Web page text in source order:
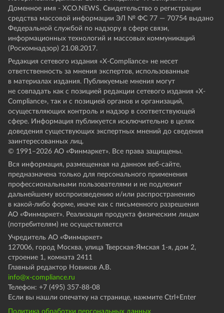
Доменное имя - XCO.NEWS. Свидетельство о регистрации
средства массовой информации ЭЛ № ФС 77 — 70754 выдано
Федеральной службой по надзору в сфере связи,
информационных технологий и массовых коммуникаций
(Роскомнадзор) 21.08.2017.
Редакция сетевого издания «X-Compliance» не несет
ответственность за мнения экспертов, использованные
в материалах издания. Публикуемые мнения могут
не совпадать как с позицией редакции сетевого издания «X-
Compliance», так и с позицией органов и организаций,
осуществляющих контроль и надзор в соответствующей
сфере. Информация публикуется исключительно в целях
доведения существующих экспертных мнений до сведения
заинтересованных лиц.
© 1991–2026 АО «Финмаркет». Все права защищены.
Вся информация, размещенная на данном веб-сайте,
предназначена только для персонального применения
профессиональными пользователями и не подлежит
дальнейшему воспроизведению и/или распространению
в какой-либо форме, иначе как с письменного разрешения
АО «Финмаркет». Реализация продукта физическим лицам
(потребителям) не осуществляется
Учредитель АО «Финмаркет»
127006, город Москва, улица Тверская-Ямская 1-я, дом 2,
строение 1, комната 2411
Главный редактор Новиков А.В.
info@x-compliance.ru
Телефон: +7 (495) 357-88-08
Если вы нашли опечатку на странице, нажмите Ctrl+Enter
Политика обработки персональных данных